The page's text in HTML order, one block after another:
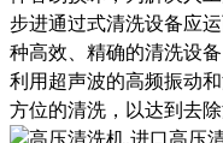
步进通过式清洗设备应运
种高效、精确的清洗设
利用超声波的高频振动
方位的清洗，以达到去